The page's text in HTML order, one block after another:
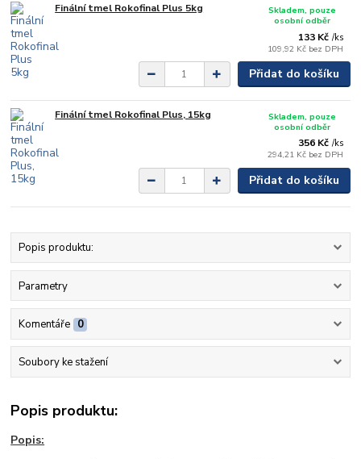
Finální tmel Rokofinal Plus 5kg
133 Kč /ks
109,92 Kč bez DPH
Skladem, pouze
osobní odběr
Přidat do košíku
Finální tmel Rokofinal Plus, 15kg
356 Kč /ks
294,21 Kč bez DPH
Skladem, pouze
osobní odběr
Přidat do košíku
Popis produktu:
Parametry
Komentáře 0
Soubory ke stažení
Popis produktu:
Popis: